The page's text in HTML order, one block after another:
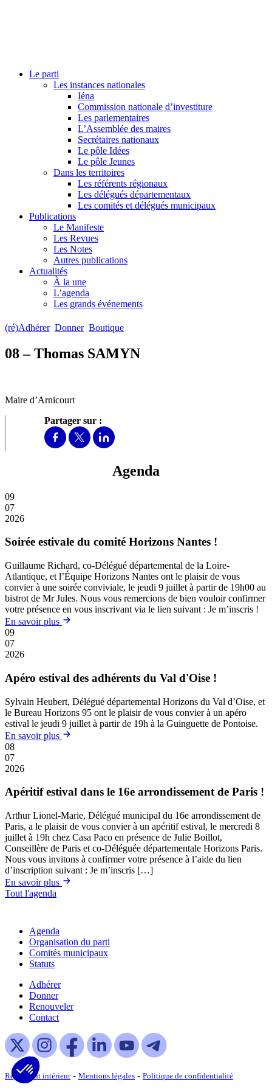
Le parti
Les instances nationales
Iéna
Commission nationale d’investiture
Les parlementaires
L’Assemblée des maires
Secrétaires nationaux
Le pôle Idées
Le pôle Jeunes
Dans les territoires
Les référents régionaux
Les délégués départementaux
Les comités et délégués municipaux
Publications
Le Manifeste
Les Revues
Les Notes
Autres publications
Actualités
À la une
L’agenda
Les grands événements
(ré)Adhérer Donner Boutique
08 – Thomas SAMYN
Maire d’Arnicourt
Partager sur :
Agenda
09
07
2026
Soirée estivale du comité Horizons Nantes !
Guillaume Richard, co-Délégué départemental de la Loire-
Atlantique, et l’Équipe Horizons Nantes ont le plaisir de vous
convier à une soirée conviviale, le jeudi 9 juillet à partir de 19h00 au
bistrot de Mr Jules. Nous vous remercions de bien vouloir confirmer
votre présence en vous inscrivant via le lien suivant : Je m’inscris !
En savoir plus
09
07
2026
Apéro estival des adhérents du Val d'Oise !
Sylvain Heubert, Délégué départemental Horizons du Val d’Oise, et
le Bureau Horizons 95 ont le plaisir de vous convier à un apéro
estival le jeudi 9 juillet à partir de 19h à la Guinguette de Pontoise.
En savoir plus
08
07
2026
Apéritif estival dans le 16e arrondissement de Paris !
Arthur Lionel-Marie, Délégué municipal du 16e arrondissement de
Paris, a le plaisir de vous convier à un apéritif estival, le mercredi 8
juillet à 19h chez Casa Paco en présence de Julie Boillot,
Conseillère de Paris et co-Déléguée départementale Horizons Paris.
Nous vous invitons à confirmer votre présence à l’aide du lien
d’inscription suivant : Je m’inscris […]
En savoir plus
Tout l'agenda
Agenda
Organisation du parti
Comités municipaux
Statuts
Adhérer
Donner
Renouveler
Contact
Règlement intérieur - Mentions légales - Politique de confidentialité